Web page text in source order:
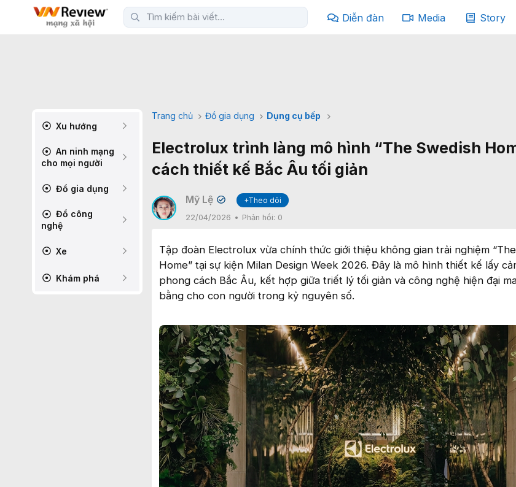
Diễn đàn Media Story
Xu hướng
An ninh mạng
cho mọi người
Đồ gia dụng
Đồ công
nghệ
Xe
Khám phá
Trang chủ Đồ gia dụng Dụng cụ bếp
Electrolux trình làng mô hình “The Swedish
cách thiết kế Bắc Âu tối giản
Mỹ Lệ ✔
+Theo dõi
22/04/2026
Phản hồi: 0
Tập đoàn Electrolux vừa chính thức giới thiệu không gian trải nghiệm
Home” tại sự kiện Milan Design Week 2026. Đây là mô hình thiết kế lấy
phong cách Bắc Âu, kết hợp giữa triết lý tối giản và công nghệ hiện đại
bằng cho con người trong kỷ nguyên số.